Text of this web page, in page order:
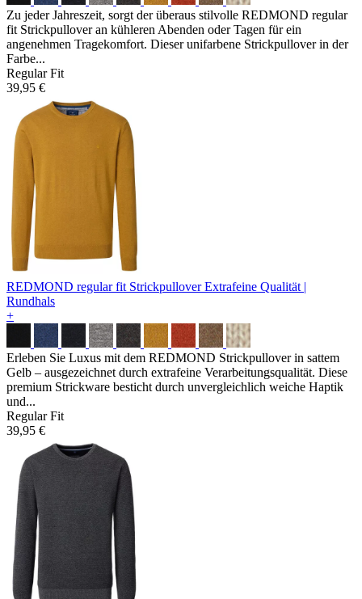
Zu jeder Jahreszeit, sorgt der überaus stilvolle REDMOND regular
fit Strickpullover an kühleren Abenden oder Tagen für ein
angenehmen Tragekomfort. Dieser unifarbene Strickpullover in der
Farbe...
Regular Fit
39,95 €
REDMOND regular fit StrickpulloverExtrafeine Qualität |
Rundhals
+
Erleben Sie Luxus mit dem REDMOND Strickpullover in sattem
Gelb – ausgezeichnet durch extrafeine Verarbeitungsqualität. Diese
premium Strickware besticht durch unvergleichlich weiche Haptik
und...
Regular Fit
39,95 €